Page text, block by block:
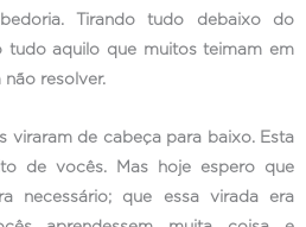
Tirando tudo debaixo do
tudo aquilo que muitos teimam em
não resolver.
viraram de cabeça para baixo. Esta
de vocês. Mas hoje espero que
necessário; que essa virada era